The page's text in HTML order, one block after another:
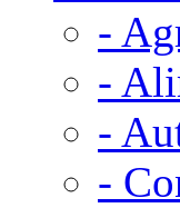
-
-
-
-